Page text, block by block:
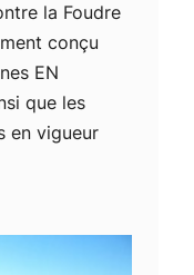
la Foudre
conçu
EN
que les
en vigueur